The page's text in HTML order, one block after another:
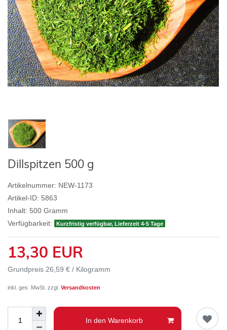
Dillspitzen 500 g
Artikelnummer: NEW-1173
Artikel-ID: 5863
Inhalt: 500 Gramm
Verfügbarkeit:
Kurzfristig verfügbar, Lieferzeit 4-5 Tage
13,30 EUR
Grundpreis 26,59 € / Kilogramm
inkl. ges. MwSt. zzgl. Versandkosten
In den Warenkorb